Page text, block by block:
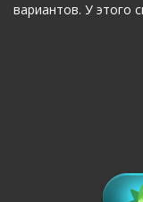
вариантов. У этого